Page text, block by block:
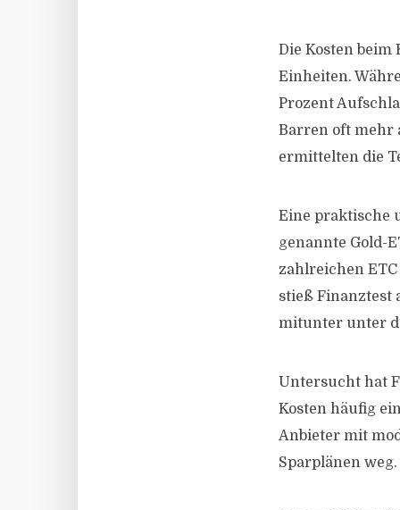
Die Kosten
Einheiten.
Prozent
Barren oft mehr
ermittelten die
Eine praktische
genannte Gold-
zahlreichen
stieß Finanztest
mitunter unter
Untersucht hat
Kosten häufig
Anbieter mit
Sparplänen weg.